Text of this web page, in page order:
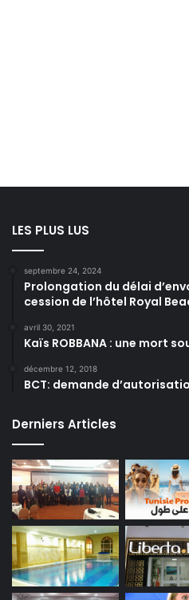
LES PLUS LUS
septembre 24, 2024
Prolongation du délai
cession de l’hôtel Royal
avril 30, 2021
Kaïs ROBBANA : une mort
décembre 12, 2018
BCT: demande
Derniers Articles